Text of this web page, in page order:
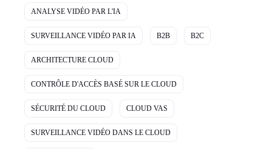
ANALYSE VIDÉO PAR L'IA
SURVEILLANCE VIDÉO PAR IA B2B B2C
ARCHITECTURE CLOUD
CONTRÔLE D'ACCÈS BASÉ SUR LE CLOUD
SÉCURITÉ DU CLOUD CLOUD VAS
SURVEILLANCE VIDÉO DANS LE CLOUD